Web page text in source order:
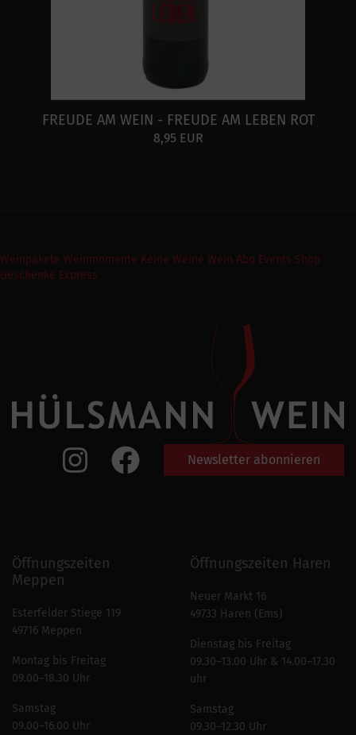
FREUDE AM WEIN - FREUDE AM LEBEN ROT
8,95 EUR
Weinpakete Weinmomente Keine Weine Wein Abo Events Shop
Geschenke Express
Newsletter abonnieren
Öffnungszeiten
Meppen
Esterfelder Stiege 119
49716 Meppen
Montag bis Freitag
09.00–18.30 Uhr
Samstag
09.00–16.00 Uhr
Öffnungszeiten Haren
Neuer Markt 16
49733 Haren (Ems)
Dienstag bis Freitag
09.30–13.00 Uhr & 14.00–17.30
uhr
Samstag
09.30–12.30 Uhr